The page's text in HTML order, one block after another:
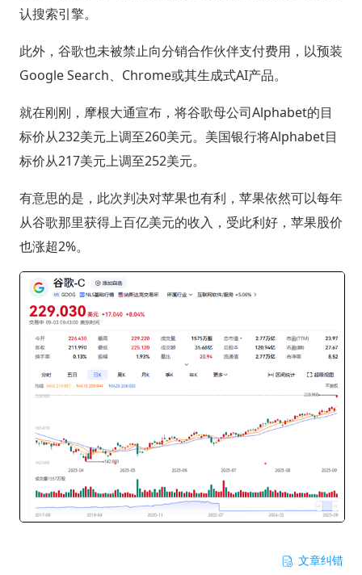
认搜索引擎。
此外，谷歌也未被禁止向分销合作伙伴支付费用，以预装
Google Search、Chrome或其生成式AI产品。
就在刚刚，摩根大通宣布，将谷歌母公司Alphabet的目
标价从232美元上调至260美元。美国银行将Alphabet目
标价从217美元上调至252美元。
有意思的是，此次判决对苹果也有利，苹果依然可以每年
从谷歌那里获得上百亿美元的收入，受此利好，苹果股价
也涨超2%。
文章纠错